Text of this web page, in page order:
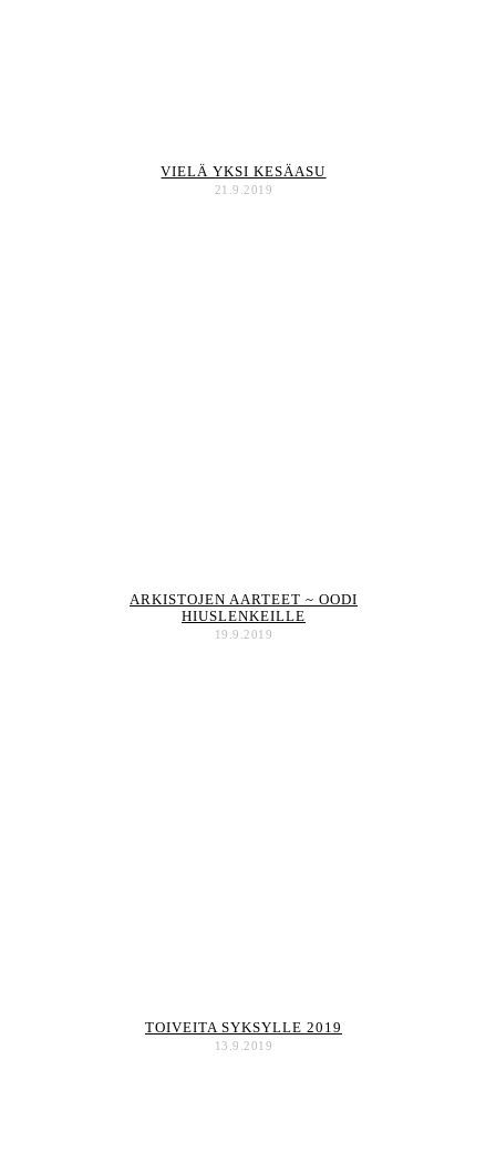
VIELÄ YKSI KESÄASU
21.9.2019
ARKISTOJEN AARTEET ~ OODI
HIUSLENKEILLE
19.9.2019
TOIVEITA SYKSYLLE 2019
13.9.2019